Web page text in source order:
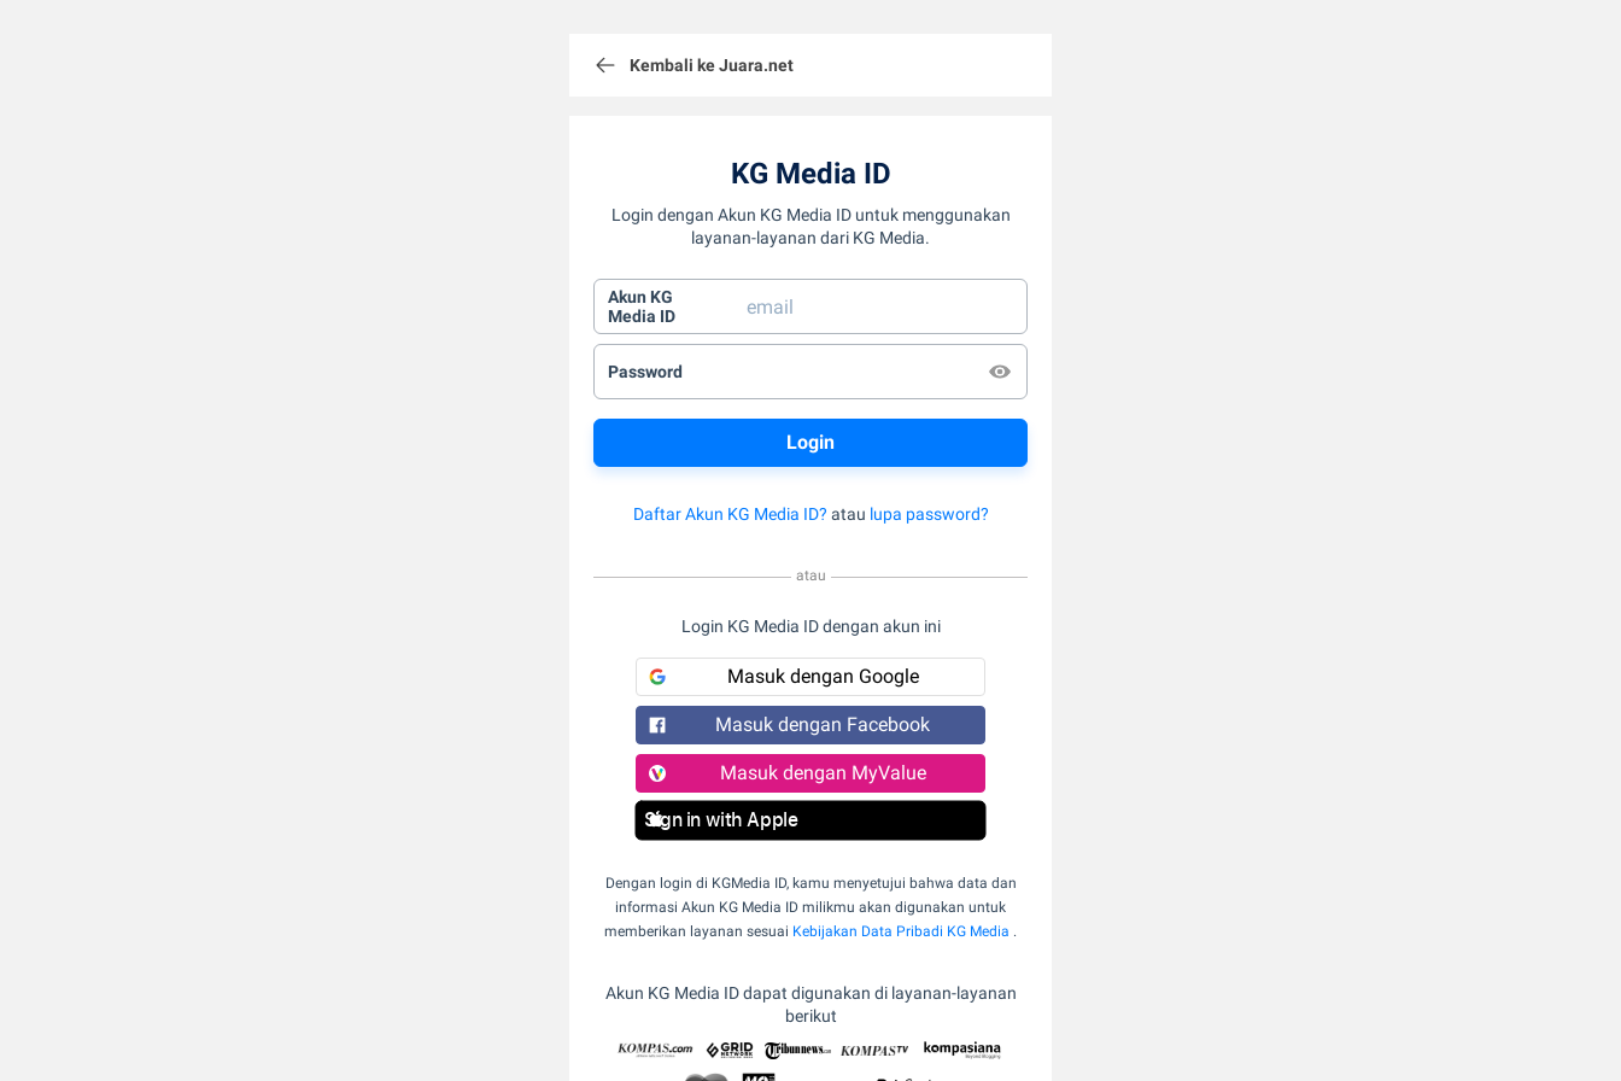
Kembali ke Juara.net
KG Media ID
Login dengan Akun KG Media ID untuk menggunakan
layanan-layanan dari KG Media.
Akun KG
Media ID
Password
Daftar Akun KG Media ID? atau lupa password?
atau
Login KG Media ID dengan akun ini
Masuk dengan Google
Masuk dengan Facebook
Masuk dengan MyValue
Sign in with Apple
Dengan login di KGMedia ID, kamu menyetujui bahwa data dan
informasi Akun KG Media ID milikmu akan digunakan untuk
memberikan layanan sesuai Kebijakan Data Pribadi KG Media .
Akun KG Media ID dapat digunakan di layanan-layanan
berikut